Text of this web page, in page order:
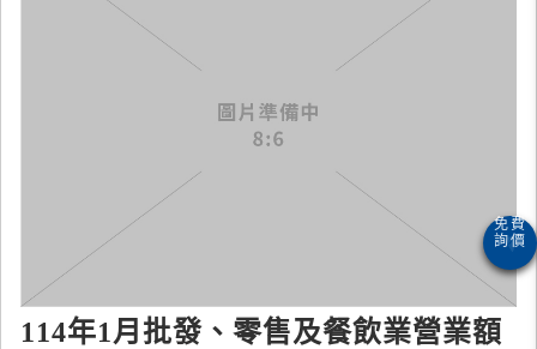
114年1月批發、零售及餐飲業營業額